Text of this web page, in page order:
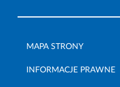
MAPA STRONY
INFORMACJE PRAWNE